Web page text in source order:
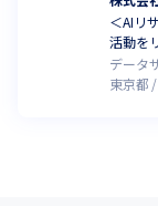
＜AIリ
活動を
データ
東京都